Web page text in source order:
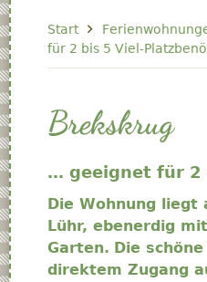
Start
für 2 bis 5 Viel-
Brekskrug
… geeignet für 2
Die Wohnung liegt
Lühr, ebenerdig
Garten. Die
direktem Zugang